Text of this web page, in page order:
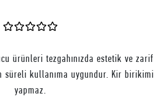
ürünleri tezgahınızda estetik ve zarif
süreli kullanıma uygundur. Kir birikimi
yapmaz.